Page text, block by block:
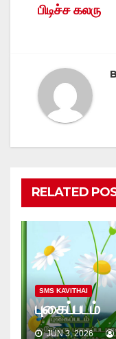
பிடிச்ச கலரு
RELATED
SMS KAVITHAI
புகைப்படம்
JUN 3, 2026